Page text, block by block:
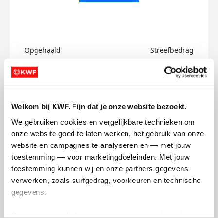
Welkom bij KWF. Fijn dat je onze website bezoekt.
We gebruiken cookies en vergelijkbare technieken om
onze website goed te laten werken, het gebruik van onze
website en campagnes te analyseren en — met jouw
toestemming — voor marketingdoeleinden. Met jouw
toestemming kunnen wij en onze partners gegevens
verwerken, zoals surfgedrag, voorkeuren en technische
gegevens.
Opgehaald Streefbedrag
Tom's badges